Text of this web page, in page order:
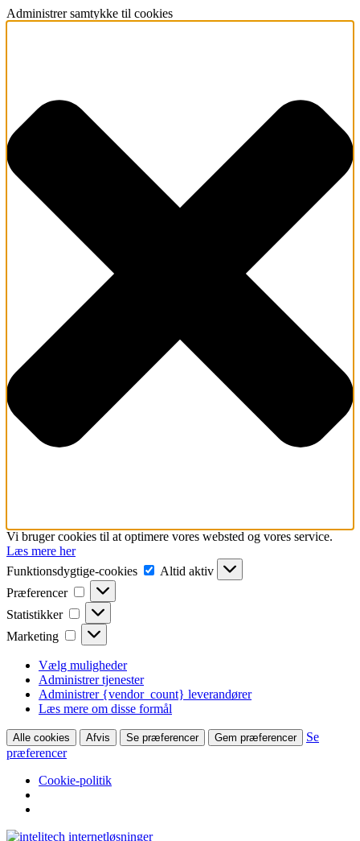
Administrer samtykke til cookies
Vi bruger cookies til at optimere vores websted og vores service.
Læs mere her
Funktionsdygtige-cookies
Funktionsdygtige-
cookies
Altid aktiv
Præferencer
Præferencer
Statistikker Statistikker
Marketing Marketing
Vælg muligheder
Administrer tjenester
Administrer {vendor_count} leverandører
Læs mere om disse formål
Alle cookies Afvis Se præferencer Gem præferencer
Se
præferencer
Cookie-politik